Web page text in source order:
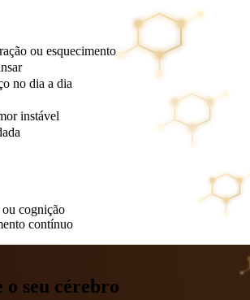
ou esquecimento
no dia a dia
instável
ou cognição
contínuo
o seu cérebro